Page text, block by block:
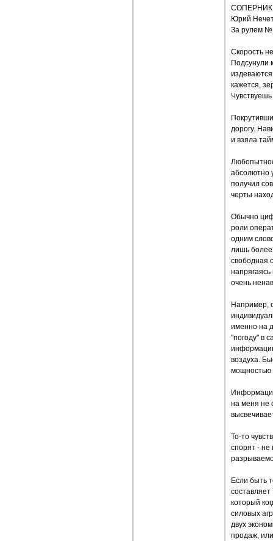
Юрий
За рулем
Скорость
Подсунули
кажется,
дорогу.
и взяла
абсолютно
получил
черты
Обычно
роли
одним
лишь более
свободная
очень
Например,
именно на
"погоду" в
воздуха.
мощностью
на меня не
То-то
спорят - не
Если быть
который
силовых
двух
продаж,